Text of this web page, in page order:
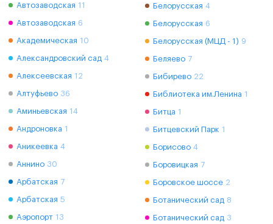
Автозаводская 11
Автозаводская 6
Академическая 10
Александровский сад 4
Алексеевская 12
Алтуфьево 36
Аминьевская 14
Андроновка 1
Аникеевка 4
Аннино 30
Арбатская 7
Арбатская 5
Аэропорт 13
Белорусская 4
Белорусская 6
Белорусская (МЦД - 1) 9
Беляево 7
Бибирево 22
Библиотека им.Ленина 1
Битца 1
Битцевский Парк 1
Борисово 4
Боровицкая 7
Боровское шоссе 2
Ботанический сад 8
Ботанический сад 3